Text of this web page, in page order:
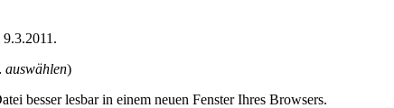
auswählen)
besser lesbar in einem neuen Fenster Ihres Browsers.